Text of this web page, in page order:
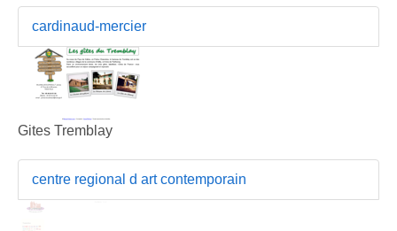
cardinaud-mercier
Gites Tremblay
centre regional d art contemporain